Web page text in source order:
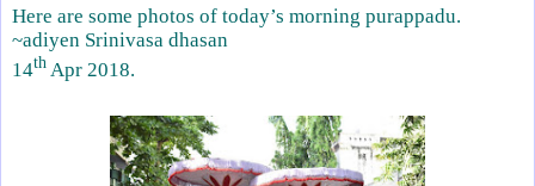
Here are some photos of today’s morning purappadu.
~adiyen Srinivasa dhasan
14th Apr 2018.